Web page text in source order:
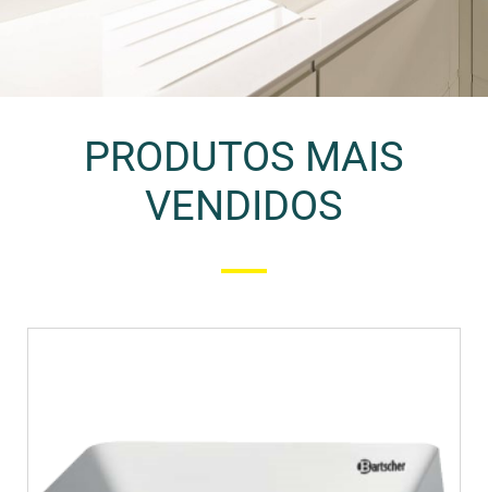
PRODUTOS MAIS
VENDIDOS